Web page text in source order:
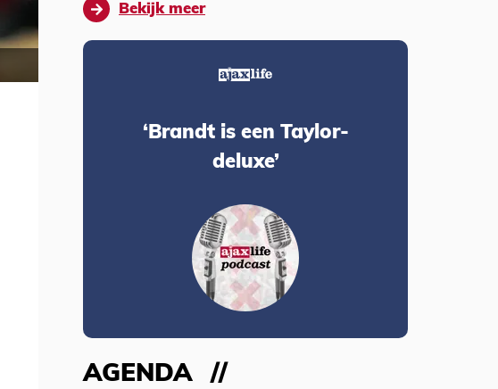
Bekijk meer
‘Brandt is een Taylor-
deluxe’
AGENDA